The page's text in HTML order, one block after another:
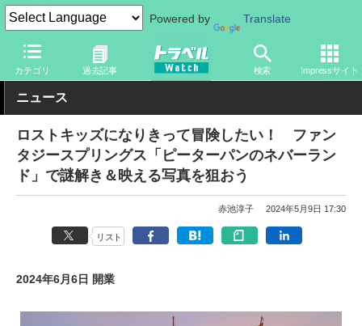
Powered by Translate
カテゴリ 過去記事 検索 Impressサイト
トラベル Watch 旅の情報 観光地 ディズニーリゾート
ニュース
ロストキッズになりきって冒険したい！ ファン
タジースプリングス「ピーターパンのネバーラン
ド」で謎解き＆映える写真を狙おう
赤池淳子 2024年5月9日 17:30
リスト
2024年6月6日 開業